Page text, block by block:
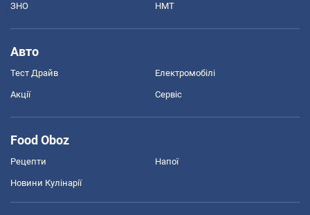
ЗНО НМТ
Авто
Тест Драйв Електромобілі
Акції Сервіс
Food Oboz
Рецепти Напої
Новини Кулінарії